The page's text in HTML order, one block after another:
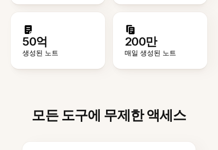
50억
생성된 노트
200만
매일 생성된 노트
모든 도구에 무제한 액세스